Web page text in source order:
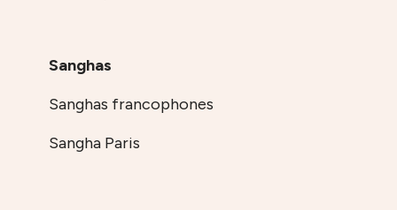
Sanghas
Sanghas francophones
Sangha Paris